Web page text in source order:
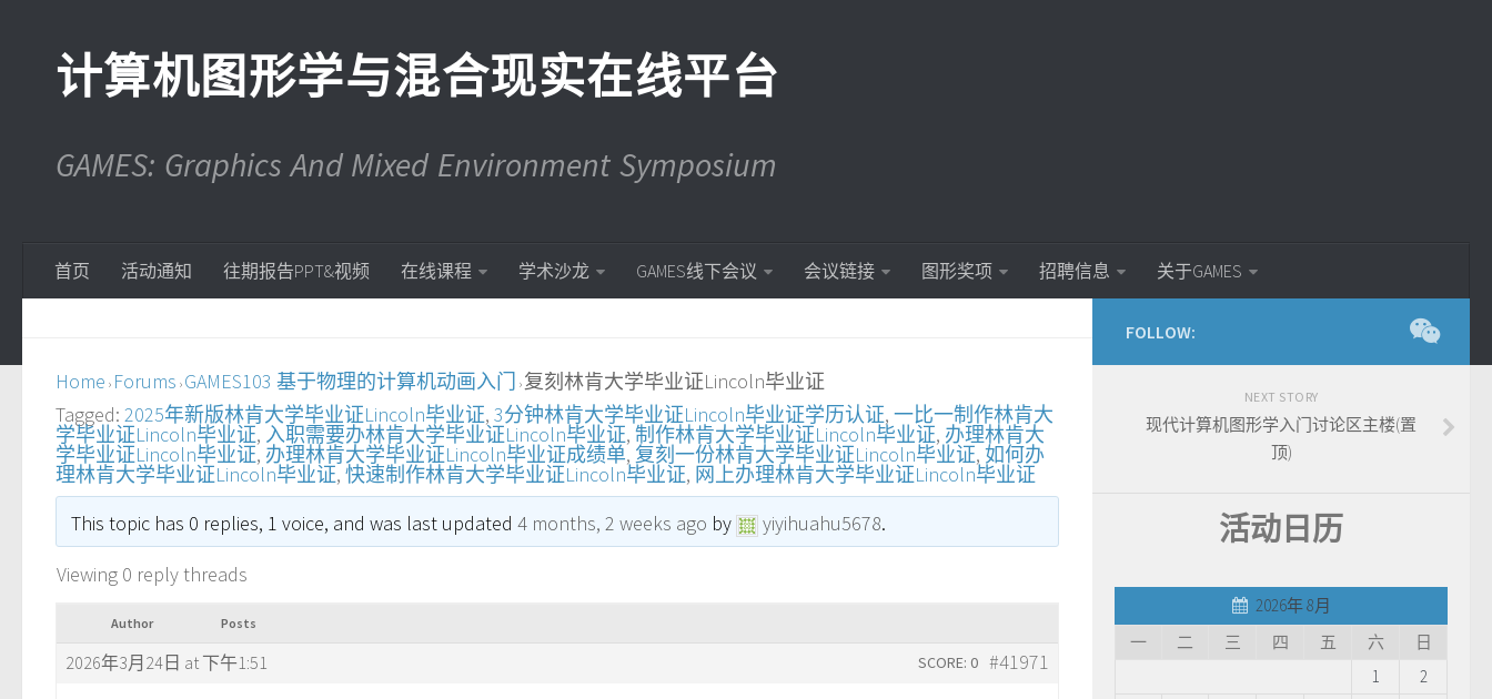
计算机图形学与混合现实在线平台
GAMES: Graphics And Mixed Environment Symposium
首页 活动通知 往期报告PPT&视频 在线课程 学术沙龙 GAMES线下会议 会议链接 图形奖项 招聘信息 关于GAMES
Home › Forums › GAMES103 基于物理的计算机动画入门 › 复刻林肯大学毕业证Lincoln毕业证
Tagged: 2025年新版林肯大学毕业证Lincoln毕业证, 3分钟林肯大学毕业证Lincoln毕业证学历认证, 一比一制作林肯大
学毕业证Lincoln毕业证, 入职需要办林肯大学毕业证Lincoln毕业证, 制作林肯大学毕业证Lincoln毕业证, 办理林肯大
学毕业证Lincoln毕业证, 办理林肯大学毕业证Lincoln毕业证成绩单, 复刻一份林肯大学毕业证Lincoln毕业证, 如何办
理林肯大学毕业证Lincoln毕业证, 快速制作林肯大学毕业证Lincoln毕业证, 网上办理林肯大学毕业证Lincoln毕业证
This topic has 0 replies, 1 voice, and was last updated 4 months, 2 weeks ago by yiyihuahu5678.
Viewing 0 reply threads
Author Posts
2026年3月24日 at 下午1:51 #41971
SCORE: 0
FOLLOW:
NEXT STORY
现代计算机图形学入门讨论区主楼(置
顶)
活动日历
2026年 8月
一
二 三 四 五 六
日
1
2